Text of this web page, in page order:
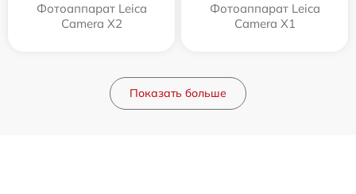
Фотоаппарат Leica
Camera X2
Фотоаппарат Leica
Camera X1
Показать больше